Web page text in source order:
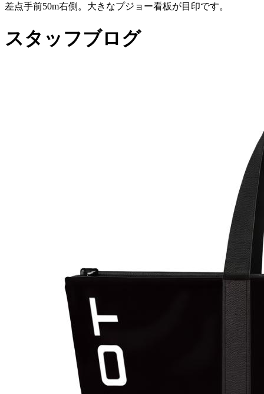
差点手前50m右側。大きなプジョー看板が目印です。
スタッフブログ